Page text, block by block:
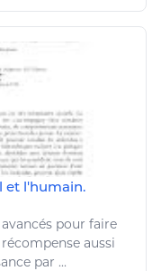
et l'humain.
avancés pour faire
aussi
par ...